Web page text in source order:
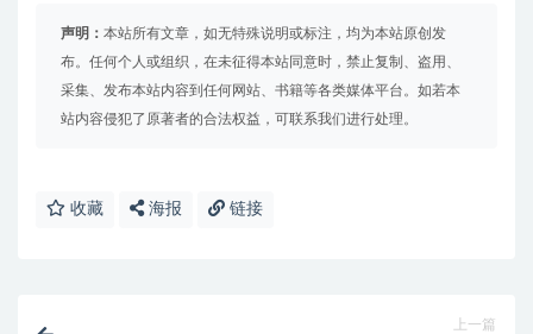
声明： 本站所有文章，如无特殊说明或标注，均为本站原创发
布。任何个人或组织，在未征得本站同意时，禁止复制、盗用、
采集、发布本站内容到任何网站、书籍等各类媒体平台。如若本
站内容侵犯了原著者的合法权益，可联系我们进行处理。
收藏 海报 链接
上一篇